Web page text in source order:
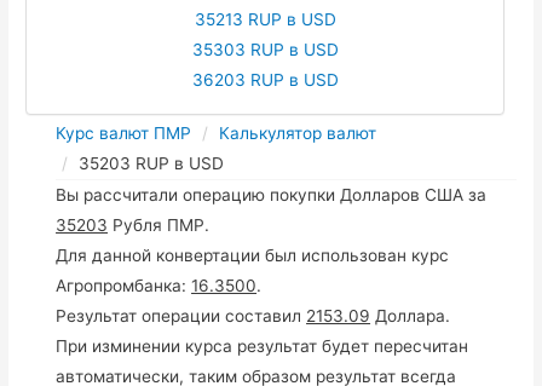
35213 RUP в USD
35303 RUP в USD
36203 RUP в USD
Курс валют ПМР
Калькулятор валют
35203 RUP в USD
Вы рассчитали операцию покупки Долларов США за
35203 Рубля ПМР.
Для данной конвертации был использован курс
Агропромбанка:16.3500.
Результат операции составил 2153.09 Доллара.
При изминении курса результат будет пересчитан
автоматически, таким образом результат всегда